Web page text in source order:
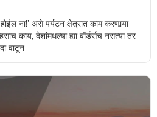
ना!’ असे पर्यटन क्षेत्रात काम करणार्‍या
काय, देशांमधल्या ह्या बॉर्डर्सच नसत्या तर
वाटून